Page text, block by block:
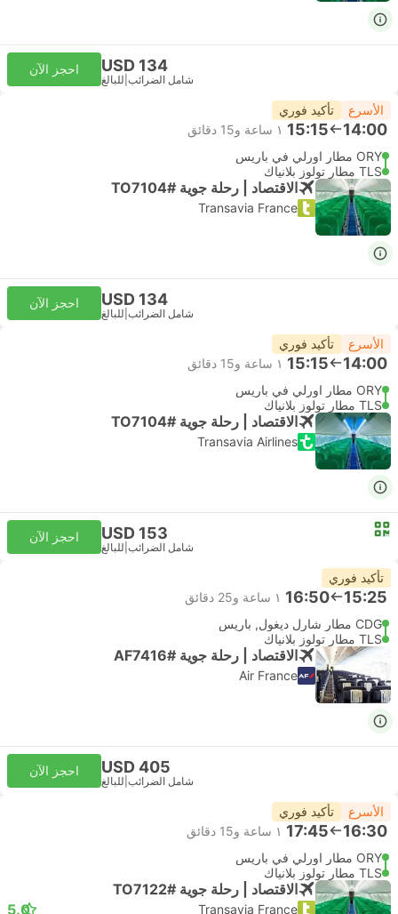
USD 134
شامل الضرائب للبالغ
احجز الآن
الأسرع تأكيد فوري
14:00
15:15 ١ ساعة و‫15 دقائق
ORY مطار اورلي في باريس
TLS مطار تولوز بلانياك
الاقتصاد | رحلة جوية #TO7104
Transavia France
USD 134
شامل الضرائب للبالغ
احجز الآن
الأسرع تأكيد فوري
14:00
15:15 ١ ساعة و‫15 دقائق
ORY مطار اورلي في باريس
TLS مطار تولوز بلانياك
الاقتصاد | رحلة جوية #TO7104
Transavia Airlines
USD 153
شامل الضرائب للبالغ
احجز الآن
تأكيد فوري
15:25
16:50 ١ ساعة و‫25 دقائق
CDG مطار شارل ديغول, باريس
TLS مطار تولوز بلانياك
الاقتصاد | رحلة جوية #AF7416
Air France
USD 405
شامل الضرائب للبالغ
احجز الآن
الأسرع تأكيد فوري
16:30
17:45 ١ ساعة و‫15 دقائق
ORY مطار اورلي في باريس
TLS مطار تولوز بلانياك
الاقتصاد | رحلة جوية #TO7122
Transavia France
5.0